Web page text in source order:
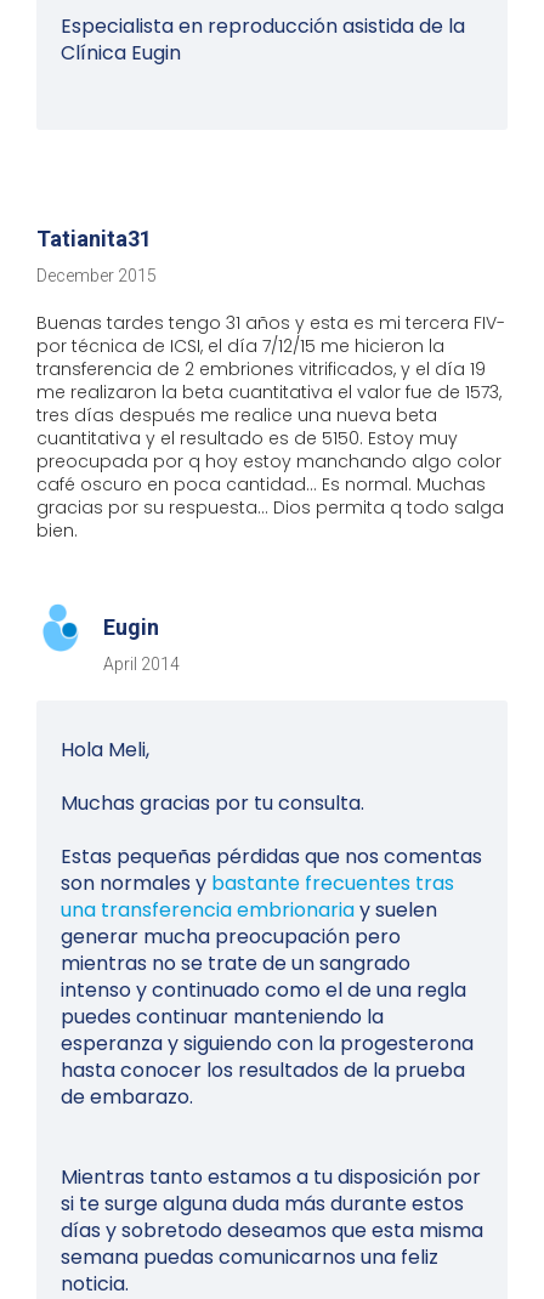
Especialista en reproducción asistida de la
Clínica Eugin
Tatianita31
December 2015
Buenas tardes tengo 31 años y esta es mi tercera FIV-
por técnica de ICSI, el día 7/12/15 me hicieron la
transferencia de 2 embriones vitrificados, y el día 19
me realizaron la beta cuantitativa el valor fue de 1573,
tres días después me realice una nueva beta
cuantitativa y el resultado es de 5150. Estoy muy
preocupada por q hoy estoy manchando algo color
café oscuro en poca cantidad... Es normal. Muchas
gracias por su respuesta... Dios permita q todo salga
bien.
Eugin
April 2014
Hola Meli,
Muchas gracias por tu consulta.
Estas pequeñas pérdidas que nos comentas
son normales y bastante frecuentes tras
una transferencia embrionariay suelen
generar mucha preocupación pero
mientras no se trate de un sangrado
intenso y continuado como el de una regla
puedes continuar manteniendo la
esperanza y siguiendo con la progesterona
hasta conocer los resultados de la prueba
de embarazo.
Mientras tanto estamos a tu disposición por
si te surge alguna duda más durante estos
días y sobretodo deseamos que esta misma
semana puedas comunicarnos una feliz
noticia.